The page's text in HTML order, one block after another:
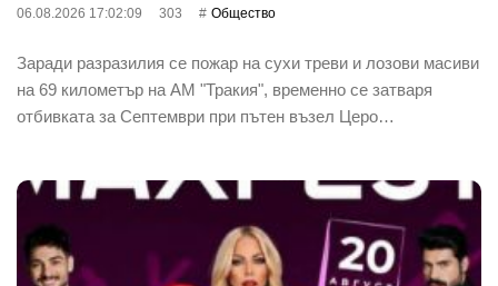
06.08.2026 17:02:09 303 Общество
Заради разразилия се пожар на сухи треви и лозови масиви
на 69 километър на АМ "Тракия", временно се затваря
отбивката за Септември при пътен възел Церо…